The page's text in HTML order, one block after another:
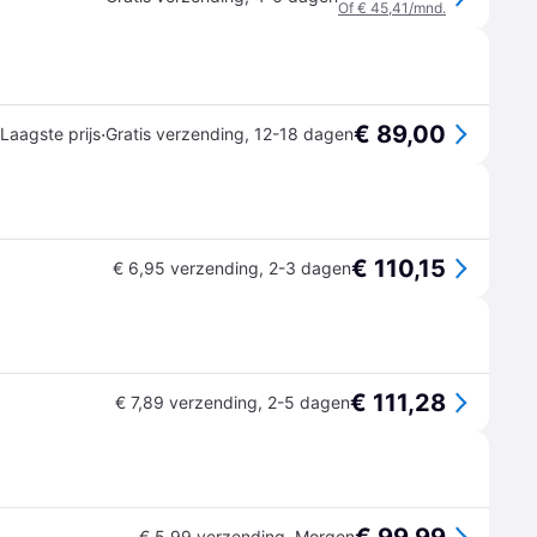
Of € 45,41/mnd.
Laagste prijs·Gratis verzending, 12-18 dagen€ 89,00
€ 6,95 verzending, 2-3 dagen€ 110,15
€ 7,89 verzending, 2-5 dagen€ 111,28